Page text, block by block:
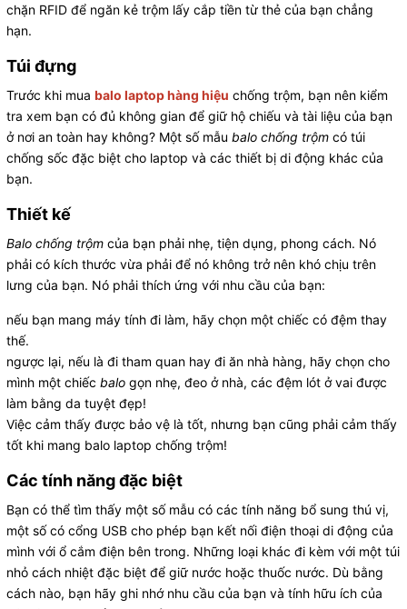
chặn RFID để ngăn kẻ trộm lấy cắp tiền từ thẻ của bạn chẳng
hạn.
Túi đựng
Trước khi mua balo laptop hàng hiệu chống trộm, bạn nên kiểm
tra xem bạn có đủ không gian để giữ hộ chiếu và tài liệu của bạn
ở nơi an toàn hay không? Một số mẫu balo chống trộm có túi
chống sốc đặc biệt cho laptop và các thiết bị di động khác của
bạn.
Thiết kế
Balo chống trộm của bạn phải nhẹ, tiện dụng, phong cách. Nó
phải có kích thước vừa phải để nó không trở nên khó chịu trên
lưng của bạn. Nó phải thích ứng với nhu cầu của bạn:
nếu bạn mang máy tính đi làm, hãy chọn một chiếc có đệm thay
thế.
ngược lại, nếu là đi tham quan hay đi ăn nhà hàng, hãy chọn cho
mình một chiếc balo gọn nhẹ, đeo ở nhà, các đệm lót ở vai được
làm bằng da tuyệt đẹp!
Việc cảm thấy được bảo vệ là tốt, nhưng bạn cũng phải cảm thấy
tốt khi mang balo laptop chống trộm!
Các tính năng đặc biệt
Bạn có thể tìm thấy một số mẫu có các tính năng bổ sung thú vị,
một số có cổng USB cho phép bạn kết nối điện thoại di động của
mình với ổ cắm điện bên trong. Những loại khác đi kèm với một túi
nhỏ cách nhiệt đặc biệt để giữ nước hoặc thuốc nước. Dù bằng
cách nào, bạn hãy ghi nhớ nhu cầu của bạn và tính hữu ích của